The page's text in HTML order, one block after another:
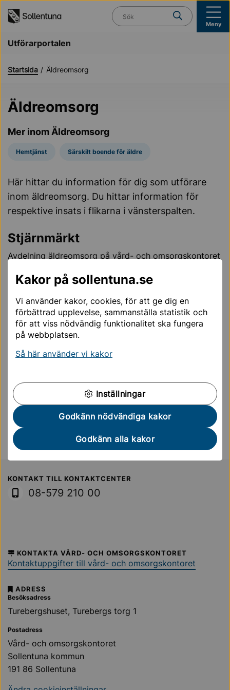
Kakor på sollentuna.se
Vi använder kakor, cookies, för att ge dig en
förbättrad upplevelse, sammanställa statistik och
för att viss nödvändig funktionalitet ska fungera
på webbplatsen.
Så här använder vi kakor
Inställningar
Godkänn nödvändiga kakor
Godkänn alla kakor
Vad söker du?
Meny
Utförarportalen
Startsida Äldreomsorg
Äldreomsorg
Mer inom Äldreomsorg
Hemtjänst Särskilt boende för äldre
Här hittar du information för dig som utförare
inom äldreomsorg. Du hittar information för
respektive insats i flikarna i vänsterspalten.
Stjärnmärkt
Avdelning äldreomsorg på vård- och omsorgskontoret
Stjärnmärkt är en utbildningsmodell som tagits fram av
Socialstyrelsens nationella riktlinjerna för vård och
omsorg vid demenssjukdom. Utbildningen skapar
intresse för samt höjer kompetensen inom demensvård
personcentrerad vård och omsorg. Läs mer om
www.stjarnmarkt.se
Sidan uppdaterades24 februari 2026
Sollentuna Kommun
KONTAKT TILL KONTAKTCENTER
08-579 210 00
KONTAKTA VÅRD- OCH OMSORGSKONTORET
Kontaktuppgifter till vård- och omsorgskontoret
ADRESS
Besöksadress
Turebergshuset, Turebergs torg 1
Postadress
Vård- och omsorgskontoret
Sollentuna kommun
191 86 Sollentuna